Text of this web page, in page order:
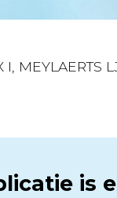
MEYLAERTS
is